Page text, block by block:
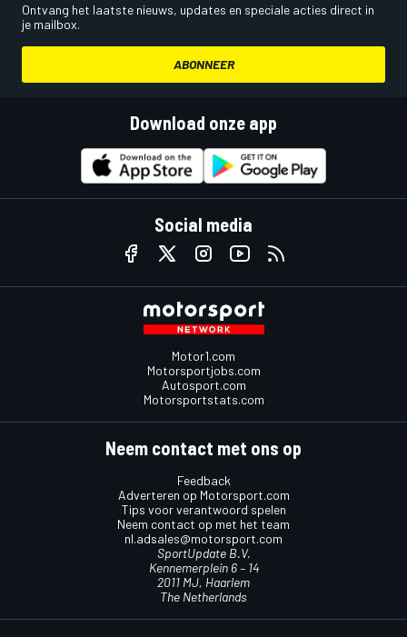
Ontvang het laatste nieuws, updates en speciale acties direct in
je mailbox.
ABONNEER
Download onze app
Social media
Motor1.com
Motorsportjobs.com
Autosport.com
Motorsportstats.com
Neem contact met ons op
Feedback
Adverteren op Motorsport.com
Tips voor verantwoord spelen
Neem contact op met het team
nl.adsales@motorsport.com
SportUpdate B.V.
Kennemerplein 6 – 14
2011 MJ, Haarlem
The Netherlands